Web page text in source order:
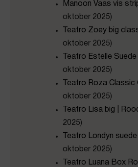
Manoon Vaas vis
oktober 2025)
Teatro Zoey big
oktober 2025)
Teatro Estelle
oktober 2025)
Teatro Roza Classic
oktober 2025)
Teatro Lisa big |
2025)
Teatro Londyn suede
oktober 2025)
Teatro Luana Box